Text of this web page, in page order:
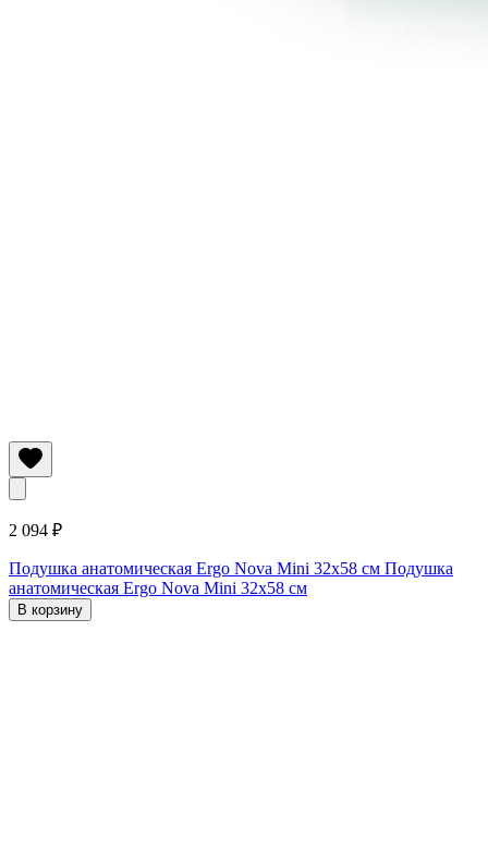
2 094 ₽
Подушка анатомическая Ergo Nova Mini 32х58 см Подушка
анатомическая Ergo Nova Mini 32х58 см
В корзину